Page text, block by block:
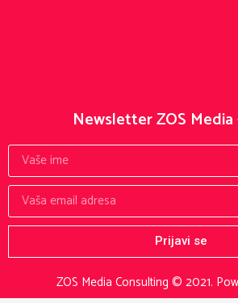
ZOS Media Consulting © 2021.
Newsletter ZOS
Prijavi se